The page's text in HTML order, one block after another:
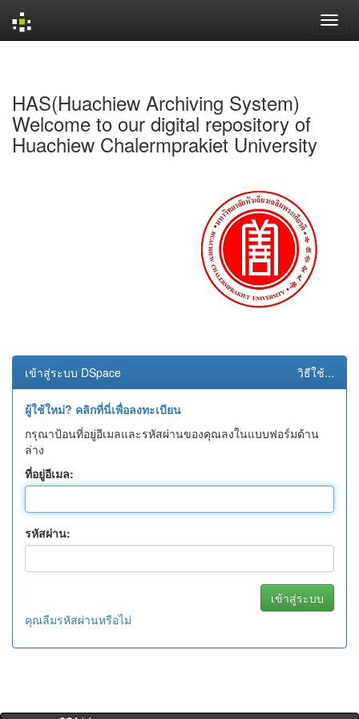
HAS(Huachiew Archiving System)
Welcome to our digital repository of
Huachiew Chalermprakiet University
เข้าสู่ระบบ DSpace วิธีใช้...
ผู้ใช้ใหม่? คลิกที่นี่เพื่อลงทะเบียน
กรุณาป้อนที่อยู่อีเมลและรหัสผ่านของคุณลงในแบบฟอร์มด้าน
ล่าง
ที่อยู่อีเมล:
รหัสผ่าน:
คุณลืมรหัสผ่านหรือไม่